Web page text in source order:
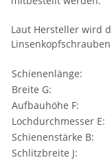
Laut Hersteller wird
Schienenlänge:
Breite G:
Aufbauhöhe F:
Lochdurchmesser E:
Schienenstärke B:
Schlitzbreite J: